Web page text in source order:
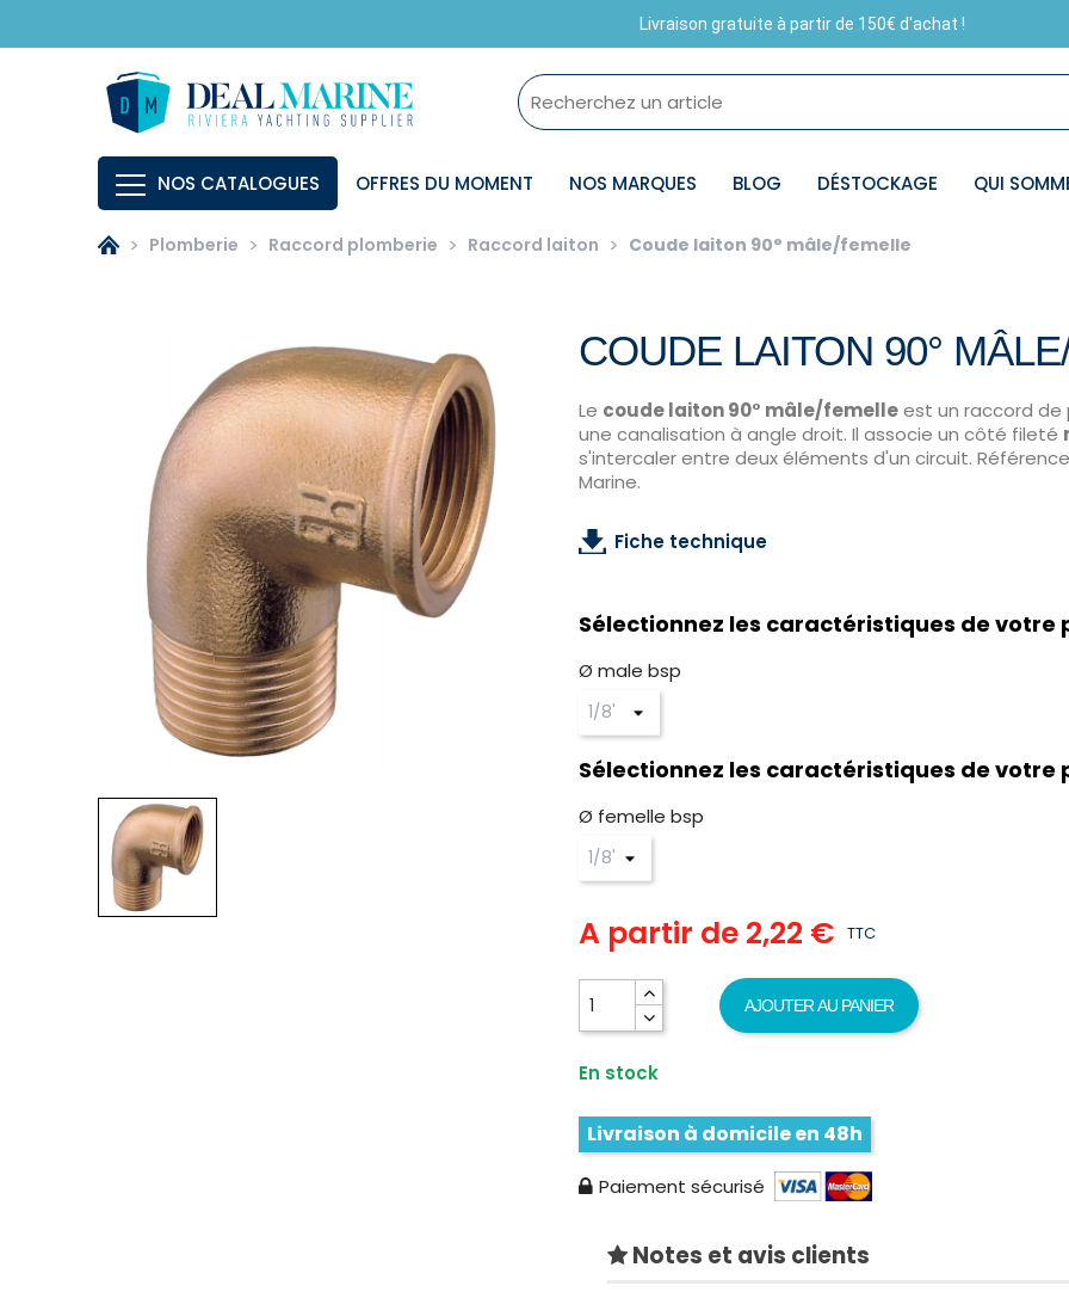
Livraison gratuite à partir de 150€ d'achat !
NOS CATALOGUES OFFRES DU MOMENT NOS MARQUES BLOG DÉSTOCKAGE QUI
Plomberie Raccord plomberie Raccord laiton Coude laiton 90° mâle/femelle
COUDE LAITON 90°
Le coude laiton 90° mâle/femelleest un raccord de
une canalisation à angle droit. Il associe un côté fileté
s'intercaler entre deux éléments d'un circuit.
Marine.
Fiche technique
Sélectionnez les caractéristiques de votre
Ø male bsp
Sélectionnez les caractéristiques de votre
Ø femelle bsp
A partir de 2,22 € TTC
AJOUTER AU PANIER
En stock
Livraison à domicile en 48h
Paiement sécurisé
Notes et avis clients